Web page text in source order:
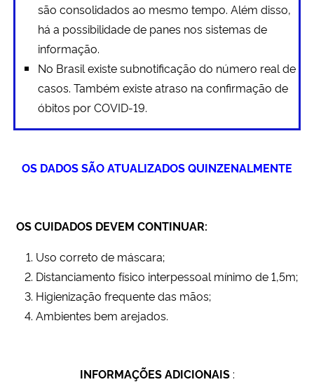
Secretaria-Geral
Secretaria de Governo
Gabinete de Segurança Institucional
Advocacia-Geral da União
Banco Central do Brasil
são consolidados ao mesmo tempo. Além disso,
há a possibilidade de panes nos sistemas de
informação.
No Brasil existe subnotificação do número real de
casos. Também existe atraso na confirmação de
óbitos por COVID-19.
OS DADOS SÃO ATUALIZADOS QUINZENALMENTE
OS CUIDADOS DEVEM CONTINUAR:
Uso correto de máscara;
Distanciamento físico interpessoal mínimo de 1,5m;
Higienização frequente das mãos;
Ambientes bem arejados.
INFORMAÇÕES ADICIONAIS :